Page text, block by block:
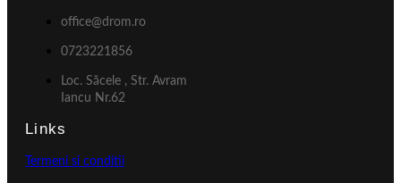
office@drom.ro
0723221856
Loc. Săcele , Str. Avram
Iancu Nr.62
Links
Termeni si conditii